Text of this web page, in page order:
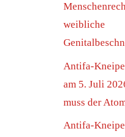
weib­li­che
Anti­fa-
am 5. Juli
muss der
Anti­fa-